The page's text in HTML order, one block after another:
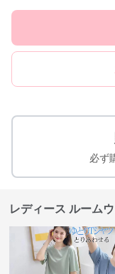
必ず
レディース ルーム